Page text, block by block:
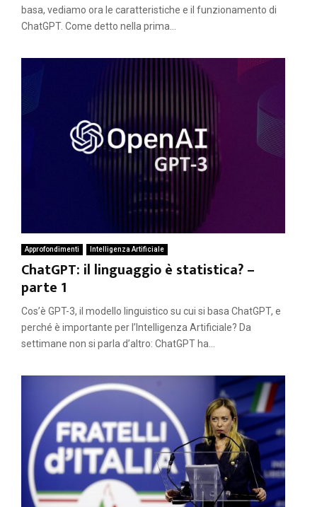
basa, vediamo ora le caratteristiche e il funzionamento di
ChatGPT. Come detto nella prima...
Approfondimenti Intelligenza Artificiale
ChatGPT: il linguaggio è statistica? –
parte 1
Cos’è GPT-3, il modello linguistico su cui si basa ChatGPT, e
perché è importante per l’Intelligenza Artificiale? Da
settimane non si parla d’altro: ChatGPT ha...